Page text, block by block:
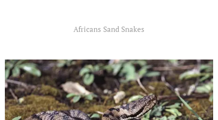
Africans Sand Snakes